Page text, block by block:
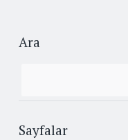
Ara
Sayfalar